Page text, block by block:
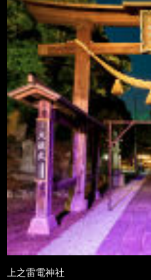
上之雷電神社